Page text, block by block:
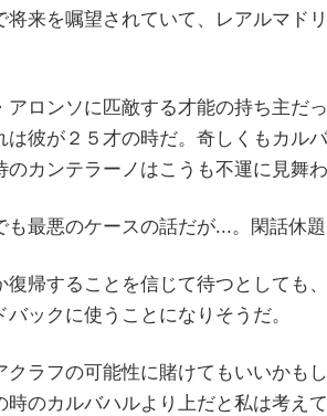
将来を嘱望されていて、レアルマド
アロンソに匹敵する才能の持ち主だ
は彼が２５才の時だ。奇しくもカル
カンテラーノはこうも不運に見舞
も最悪のケースの話だが...。閑話休題
復帰することを信じて待つとしても
ックに使うことになりそうだ。
クラフの可能性に賭けてもいいかも
時のカルバハルより上だと私は考え